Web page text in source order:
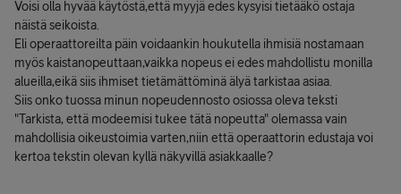
Voisi olla hyvää käytöstä,että myyjä edes kysyisi tietääkö ostaja
näistä seikoista.
Eli operaattoreilta päin voidaankin houkutella ihmisiä nostamaan
myös kaistanopeuttaan,vaikka nopeus ei edes mahdollistu monilla
alueilla,eikä siis ihmiset tietämättöminä älyä tarkistaa asiaa.
Siis onko tuossa minun nopeudennosto osiossa oleva teksti
"Tarkista, että modeemisi tukee tätä nopeutta" olemassa vain
mahdollisia oikeustoimia varten,niin että operaattorin edustaja voi
kertoa tekstin olevan kyllä näkyvillä asiakkaalle?